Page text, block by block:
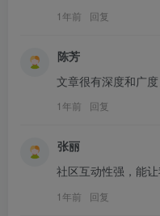
1年前 回复
陈芳
文章很有深度和广
1年前 回复
张丽
社区互动性强，能
1年前 回复